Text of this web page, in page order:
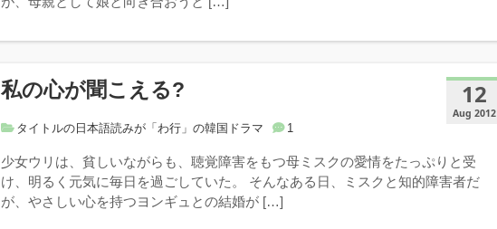
12
Aug 2012
私の心が聞こえる?
タイトルの日本語読みが「わ行」の韓国ドラマ 1
少女ウリは、貧しいながらも、聴覚障害をもつ母ミスクの愛情をたっぷりと受
け、明るく元気に毎日を過ごしていた。 そんなある日、ミスクと知的障害者だ
が、やさしい心を持つヨンギュとの結婚が […]